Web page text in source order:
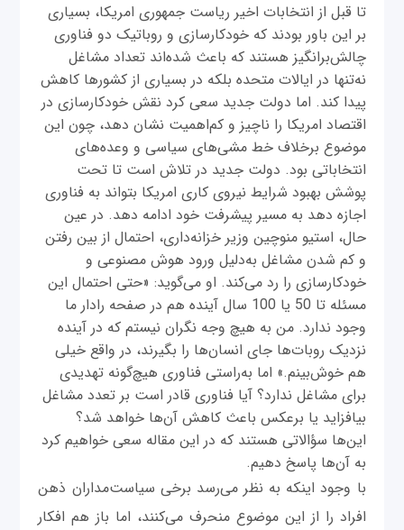
تا قبل از انتخابات اخیر ریاست جمهوری امریکا، بسیاری
بر این باور بودند که خودکارسازی و روباتیک دو فناوری
چالش‌برانگیز هستند که باعث شده‌اند تعداد مشاغل
نه‌تنها در ایالات متحده بلکه در بسیاری از کشورها کاهش
پیدا کند. اما دولت جدید سعی کرد نقش خودکارسازی در
اقتصاد امریکا را ناچیز و کم‌اهمیت نشان دهد، چون این
موضوع برخلاف خط مشی‌های سیاسی و وعده‌های
انتخاباتی بود. دولت جدید در تلاش است تا تحت
پوشش بهبود شرایط نیروی کاری امریکا بتواند به فناوری
اجازه دهد به مسیر پیشرفت خود ادامه دهد. در عین
حال، استیو منوچین وزیر خزانه‌داری، احتمال از بین رفتن
و کم شدن مشاغل به‌دلیل ورود هوش مصنوعی و
خودکارسازی را رد می‌کند. او می‌گوید: «حتی احتمال این
مسئله تا 50 یا 100 سال آینده هم در صفحه رادار ما
وجود ندارد. من به هیچ وجه نگران نیستم که در آینده
نزدیک روبات‌ها جای انسان‌ها را بگیرند، در واقع خیلی
هم خوش‌بینم.» اما به‌راستی فناوری هیچ‌گونه تهدیدی
برای مشاغل ندارد؟ آیا فناوری قادر است بر تعدد مشاغل
بیافزاید یا برعکس باعث کاهش آن‌ها خواهد شد؟
این‌ها سؤالاتی هستند که در این مقاله سعی خواهیم کرد
به آن‌ها پاسخ دهیم.
با وجود اینکه به نظر می‌رسد برخی سیاست‌مداران ذهن
افراد را از این موضوع منحرف می‌کنند، اما باز هم افکار